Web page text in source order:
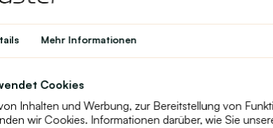
Mehr Informationen
Cookies
Inhalten und Werbung, zur Bereitstellung von
wir Cookies. Informationen darüber, wie Sie
Konto
Theater